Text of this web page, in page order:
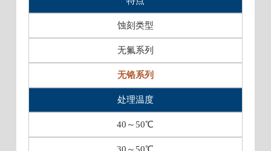
蚀刻类型
无氟系列
无铬系列
处理温度
40～50℃